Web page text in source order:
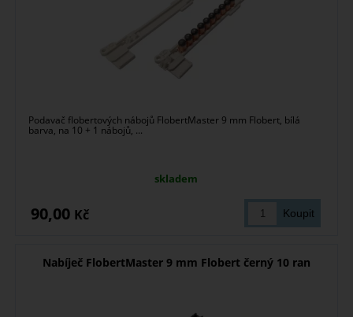
Podavač flobertových nábojů FlobertMaster 9 mm Flobert, bílá
barva, na 10 + 1 nábojů, ...
skladem
90,00 Kč
Nabíječ FlobertMaster 9 mm Flobert černý 10 ran